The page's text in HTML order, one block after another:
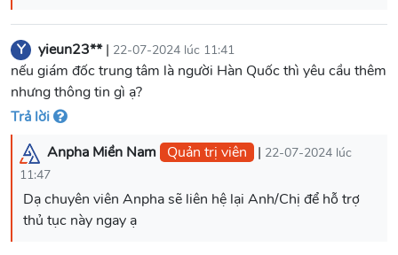
Y yieun23**| 22-07-2024 lúc 11:41
nếu giám đốc trung tâm là người Hàn Quốc thì yêu cầu thêm
nhưng thông tin gì ạ?
Trả lời
Anpha Miền Nam Quản trị viên | 22-07-2024 lúc
11:47
Dạ chuyên viên Anpha sẽ liên hệ lại Anh/Chị để hỗ trợ
thủ tục này ngay ạ